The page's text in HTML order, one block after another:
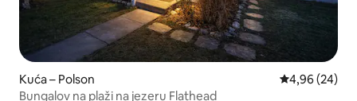
Kuća – Polson Prosječna
4,96 (24)
Bungalov na plaži na jezeru Flathead